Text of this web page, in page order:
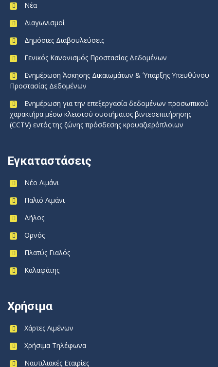
Νέα
Διαγωνισμοί
Δημόσιες Διαβουλεύσεις
Γενικός Κανονισμός Προστασίας Δεδομένων
Ενημέρωση Άσκησης Δικαιωμάτων & Ύπαρξης Υπευθύνου
Προστασίας Δεδομένων
Ενημέρωση για την επεξεργασία δεδομένων προσωπικού
χαρακτήρα μέσω κλειστού συστήματος βιντεοεπιτήρησης
(CCTV) εντός της ζώνης πρόσδεσης κρουαζιερόπλοιων
Εγκαταστάσεις
Νέο Λιμάνι
Παλιό Λιμάνι
Δήλος
Ορνός
Πλατύς Γιαλός
Καλαφάτης
Χρήσιμα
Χάρτες Λιμένων
Χρήσιμα Τηλέφωνα
Ναυτιλιακές Εταιρίες